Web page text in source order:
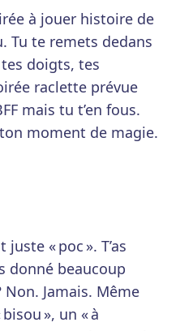
à jouer histoire de
Tu te remets dedans
doigts, tes
raclette prévue
mais tu t’en fous.
moment de magie.
« poc ». T’as
donné beaucoup
Non. Jamais. Même
», un « à